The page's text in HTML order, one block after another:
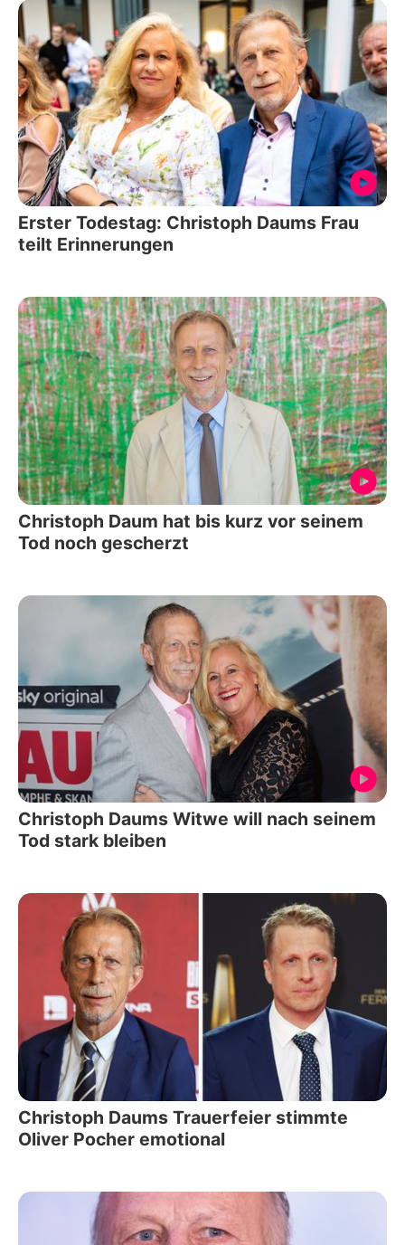
Erster Todestag: Christoph Daums Frau
teilt Erinnerungen
Christoph Daum hat bis kurz vor seinem
Tod noch gescherzt
Christoph Daums Witwe will nach seinem
Tod stark bleiben
Christoph Daums Trauerfeier stimmte
Oliver Pocher emotional